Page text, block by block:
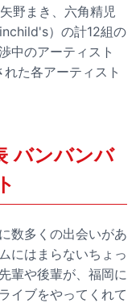
野まき、六角精児
）の計12組の
中のアーティスト
た各アーティスト
バンバンバ
数多くの出会いがあ
にはまらないちょっ
輩や後輩が、福岡に
イブをやってくれて